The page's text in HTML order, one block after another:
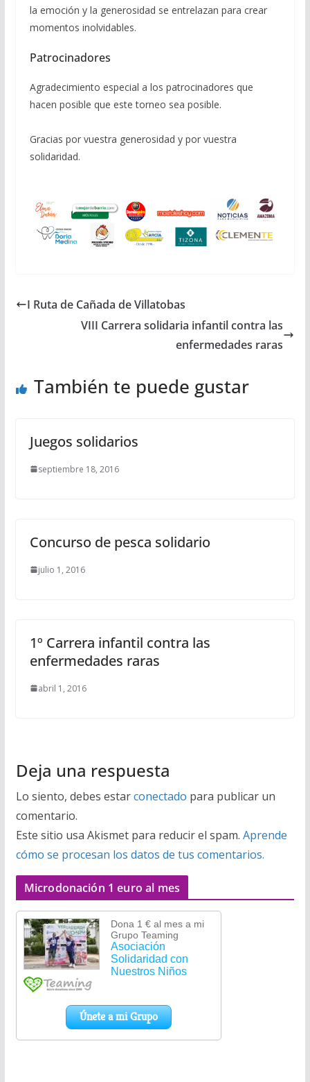
la emoción y la generosidad se entrelazan para crear
momentos inolvidables.
Patrocinadores
Agradecimiento especial a los patrocinadores que
hacen posible que este torneo sea posible.
Gracias por vuestra generosidad y por vuestra
solidaridad.
I Ruta de Cañada de Villatobas
VIII Carrera solidaria infantil contra las
enfermedades raras
También te puede gustar
Juegos solidarios
septiembre 18, 2016
Concurso de pesca solidario
julio 1, 2016
1º Carrera infantil contra las
enfermedades raras
abril 1, 2016
Deja una respuesta
Lo siento, debes estarconectado para publicar un
comentario.
Este sitio usa Akismet para reducir el spam. Aprende
cómo se procesan los datos de tus comentarios.
Microdonación 1 euro al mes